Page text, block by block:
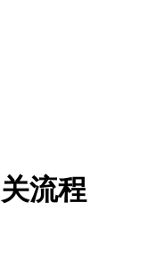
流程